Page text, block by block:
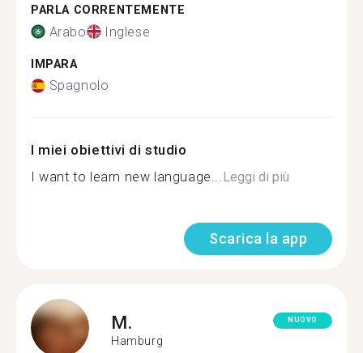
PARLA CORRENTEMENTE
Arabo Inglese
IMPARA
Spagnolo
I miei obiettivi di studio
I want to learn new language...Leggi di più
Scarica la app
M.
Hamburg
NUOVO